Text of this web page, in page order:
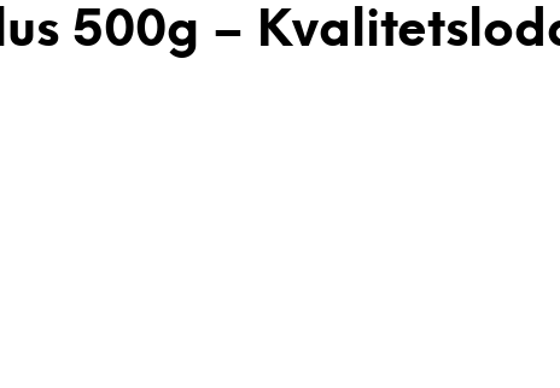
500g –